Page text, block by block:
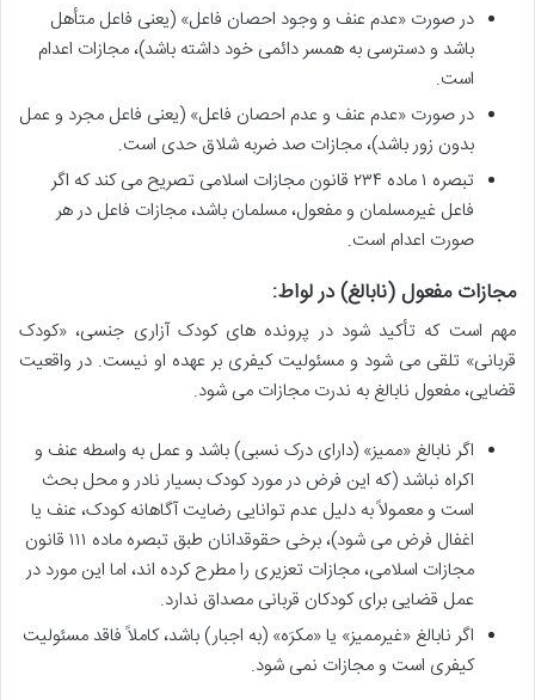
در صورت «عدم عنف و وجود احصان فاعل» (یعنی فاعل متأهل
باشد و دسترسی به همسر دائمی خود داشته باشد)، مجازات اعدام
است.
در صورت «عدم عنف و عدم احصان فاعل» (یعنی فاعل مجرد و عمل
بدون زور باشد)، مجازات صد ضربه شلاق حدی است.
تبصره ۱ ماده ۲۳۴ قانون مجازات اسلامی تصریح می کند که اگر
فاعل غیرمسلمان و مفعول، مسلمان باشد، مجازات فاعل در هر
صورت اعدام است.
مجازات مفعول (نابالغ) در لواط:
مهم است که تأکید شود در پرونده های کودک آزاری جنسی، «کودک
قربانی» تلقی می شود و مسئولیت کیفری بر عهده او نیست. در واقعیت
قضایی، مفعول نابالغ به ندرت مجازات می شود.
اگر نابالغ «ممیز» (دارای درک نسبی) باشد و عمل به واسطه عنف و
اکراه نباشد (که این فرض در مورد کودک بسیار نادر و محل بحث
است و معمولاً به دلیل عدم توانایی رضایت آگاهانه کودک، عنف یا
اغفال فرض می شود)، برخی حقوقدانان طبق تبصره ماده ۱۱۱ قانون
مجازات اسلامی، مجازات تعزیری را مطرح کرده اند، اما این مورد در
عمل قضایی برای کودکان قربانی مصداق ندارد.
اگر نابالغ «غیرممیز» یا «مکرَه» (به اجبار) باشد، کاملاً فاقد مسئولیت
کیفری است و مجازات نمی شود.